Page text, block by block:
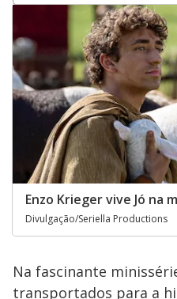
Opens in new window
Enzo Krieger vive Jó na
Divulgação/Seriella Productions
Na fascinante
transportados para a